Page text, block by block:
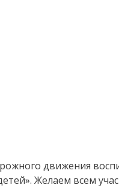
движения
Желаем всем